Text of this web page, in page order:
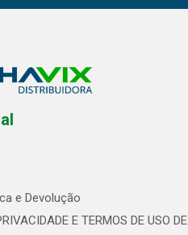
e Devolução
E TERMOS DE USO DE